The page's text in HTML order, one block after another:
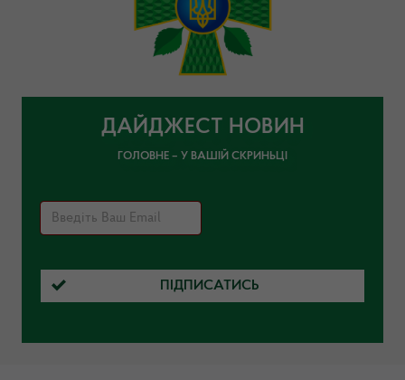
ДАЙДЖЕСТ НОВИН
ГОЛОВНЕ – У ВАШІЙ СКРИНЬЦІ
ПІДПИСАТИСЬ